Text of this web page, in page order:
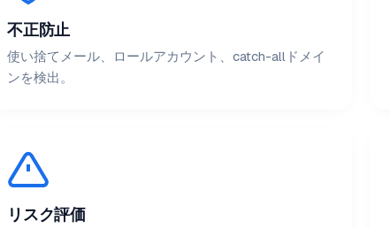
不正防止
使い捨てメール、ロールアカウント、catch-allドメイ
ンを検出。
リスク評価